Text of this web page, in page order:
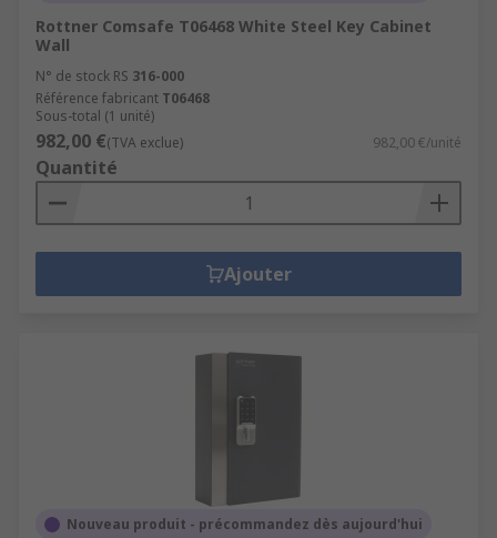
Rottner Comsafe T06468 White Steel Key Cabinet
Wall
N° de stock RS 316-000
Référence fabricant T06468
Sous-total (1 unité)
982,00 €(TVA exclue) 982,00 €/unité
Quantité
Ajouter
Nouveau produit - précommandez dès aujourd'hui